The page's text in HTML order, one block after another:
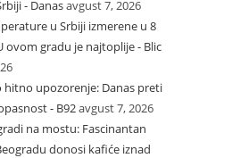
- Danasavgust 7, 2026
u Srbiji izmerene u 8
ovom gradu je najtoplije - Blic
hitno upozorenje: Danas preti
- B92avgust 7, 2026
na mostu: Fascinantan
donosi kafiće iznad